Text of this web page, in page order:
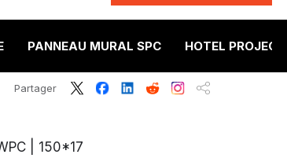
PANNEAU MURAL SPC HOTEL PROJECT
Partager
| 150*17